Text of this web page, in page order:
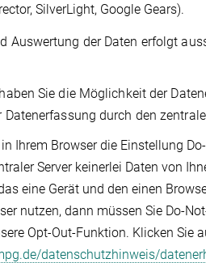
SilverLight, Google Gears).
Auswertung der Daten erfolgt
Sie die Möglichkeit der
durch den
Ihrem Browser die Einstellung
Server keinerlei Daten von
eine Gerät und den einen
nutzen, dann müssen Sie Do-
Opt-Out-Funktion. Klicken
datenschutzhinweis/